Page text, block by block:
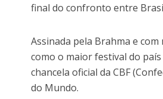
final do confronto entre
Assinada pela Brahma e
como o maior festival do
chancela oficial da CBF
do Mundo.